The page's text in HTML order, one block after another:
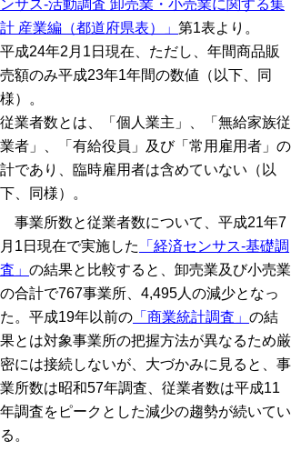
ンサス-活動調査 卸売業・小売業に関する集
計 産業編（都道府県表）」 第1表より。
平成24年2月1日現在、ただし、年間商品販
売額のみ平成23年1年間の数値（以下、同
様）。
従業者数とは、「個人業主」、「無給家族従
業者」、「有給役員」及び「常用雇用者」の
計であり、臨時雇用者は含めていない（以
下、同様）。
事業所数と従業者数について、平成21年7
月1日現在で実施した
「経済センサス-基礎調
査」 の結果と比較すると、卸売業及び小売業
の合計で767事業所、4,495人の減少となっ
た。平成19年以前の 「商業統計調査」 の結
果とは対象事業所の把握方法が異なるため厳
密には接続しないが、大づかみに見ると、事
業所数は昭和57年調査、従業者数は平成11
年調査をピークとした減少の趨勢が続いてい
る。